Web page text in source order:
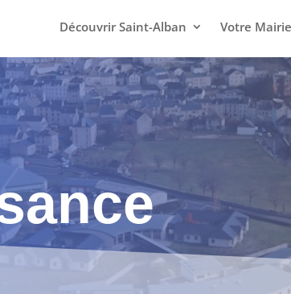
Découvrir Saint-Alban Votre Mairie